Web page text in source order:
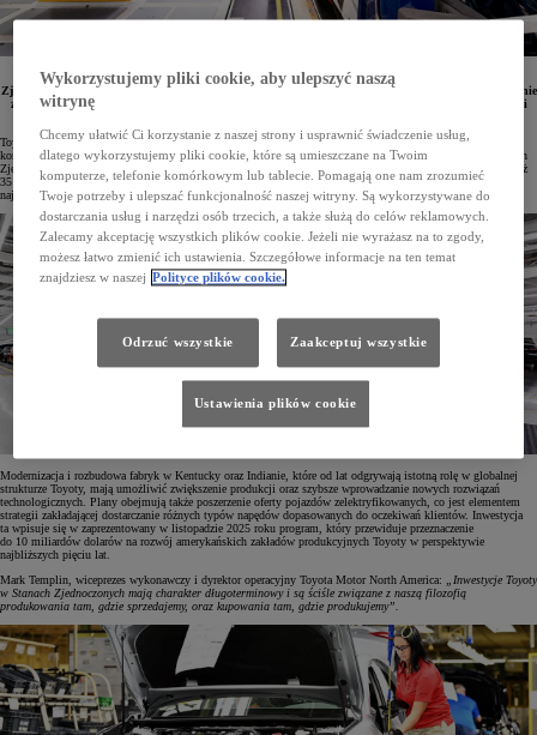
Toyota przeznaczy ponad miliard dolarów na rozwój swoich zakładów produkcyjnych w Stanach
Zjednoczonych zlokalizowanych w Kentucky oraz Indianie. Inwestycja ma na celu zarówno zwiększenie
zdolności wytwórczych obecnie produkowanych modeli, jak i wdrożenie nowej, zaawansowanej linii
Toyota jest największym producentem samochodów na świecie, a w samym 2025 roku w 72 fabrykach
koncernu wyprodukowano ponad 11 milionów pojazdów. Marka prowadzi działalność produkcyjną w Stanach
Zjednoczonych od czterech dekad, a łączna liczba aut wytworzonych w tamtejszych zakładach przekroczyła już
35 milionów. Z okazji 40-lecia funkcjonowania Toyota Motor Manufacturing Kentucky (TMMK), czyli
największej fabryki koncernu na świecie, ogłoszono kolejną inwestycję przekraczającą miliard dolarów.
Modernizacja i rozbudowa fabryk w Kentucky oraz Indianie, które od lat odgrywają istotną rolę w globalnej
strukturze Toyoty, mają umożliwić zwiększenie produkcji oraz szybsze wprowadzanie nowych rozwiązań
technologicznych. Plany obejmują także poszerzenie oferty pojazdów zelektryfikowanych, co jest elementem
strategii zakładającej dostarczanie różnych typów napędów dopasowanych do oczekiwań klientów. Inwestycja
ta wpisuje się w zaprezentowany w listopadzie 2025 roku program, który przewiduje przeznaczenie
do 10 miliardów dolarów na rozwój amerykańskich zakładów produkcyjnych Toyoty w perspektywie
najbliższych pięciu lat.
Mark Templin, wiceprezes wykonawczy i dyrektor operacyjny Toyota Motor North America: „Inwestycje Toyoty
w Stanach Zjednoczonych mają charakter długoterminowy i są ściśle związane z naszą filozofią
produkowania tam, gdzie sprzedajemy, oraz kupowania tam, gdzie produkujemy”.
Wykorzystujemy pliki cookie, aby ulepszyć naszą
witrynę
Chcemy ułatwić Ci korzystanie z naszej strony i usprawnić świadczenie usług,
dlatego wykorzystujemy pliki cookie, które są umieszczane na Twoim
komputerze, telefonie komórkowym lub tablecie. Pomagają one nam zrozumieć
Twoje potrzeby i ulepszać funkcjonalność naszej witryny. Są wykorzystywane do
dostarczania usług i narzędzi osób trzecich, a także służą do celów reklamowych.
Zalecamy akceptację wszystkich plików cookie. Jeżeli nie wyrażasz na to zgody,
możesz łatwo zmienić ich ustawienia. Szczegółowe informacje na ten temat
znajdziesz w naszej Polityce plików cookie.
Odrzuć wszystkie Zaakceptuj wszystkie
Ustawienia plików cookie